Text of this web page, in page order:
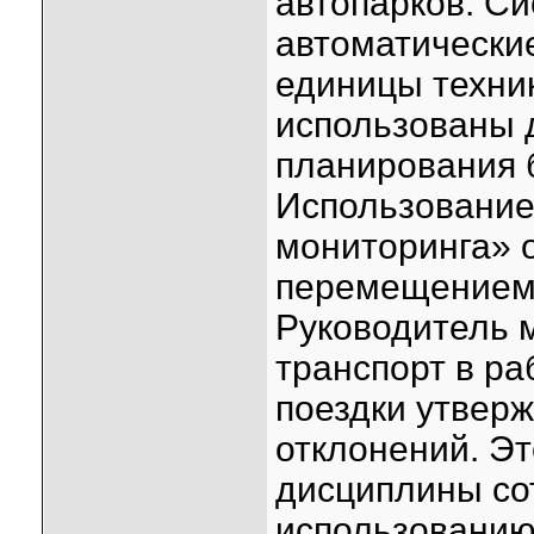
единицы
использованы
планирования
мониторинга»
Руководитель
транспорт в
поездки
отклонений.
дисциплины